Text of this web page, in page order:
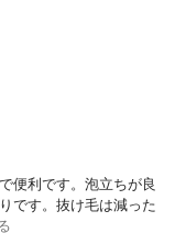
便利です。泡立ちが良
です。抜け毛は減った